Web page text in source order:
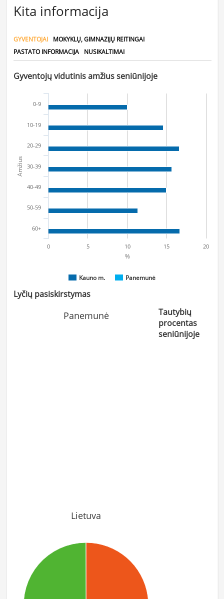
Kita informacija
GYVENTOJAI
MOKYKLŲ, GIMNAZIJŲ REITINGAI
PASTATO INFORMACIJA
NUSIKALTIMAI
Gyventojų vidutinis amžius seniūnijoje
Amžius
%
Kauno m. Panemunė
0-9
10-19
20-29
30-39
40-49
50-59
60+
0 5 10 15 20
Lyčių pasiskirstymas
Panemunė
Lietuva
Tautybių
procentas
seniūnijoje